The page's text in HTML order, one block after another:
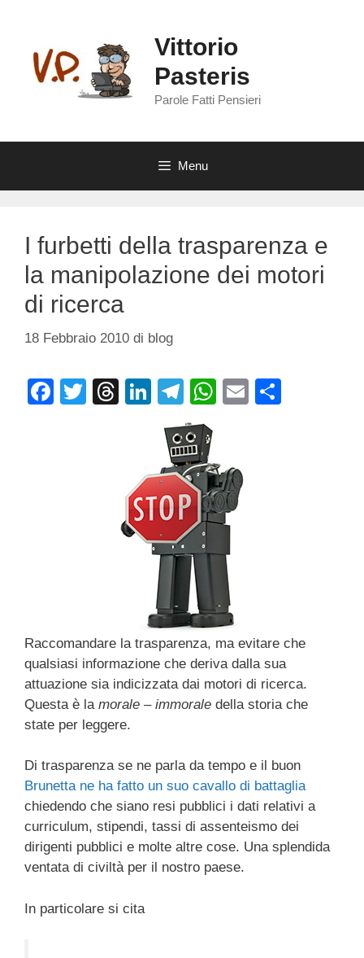
contenuto
Vittorio
Pasteris
Parole Fatti Pensieri
Menu
I furbetti della trasparenza e
la manipolazione dei motori
di ricerca
18 Febbraio 2010 di blog
F
T
T
d
s
Li
e
dI
n
T
el
e
gr
a
m
W
s
A
p
p
E
Raccomandare la trasparenza, ma evitare che
qualsiasi informazione che deriva dalla sua
attuazione sia indicizzata dai motori di ricerca.
Questa è la morale – immorale della storia che
state per leggere.
Di trasparenza se ne parla da tempo e il buon
Brunetta ne ha fatto un suo cavallo di battaglia
chiedendo che siano resi pubblici i dati relativi a
curriculum, stipendi, tassi di assenteismo dei
dirigenti pubblici e molte altre cose. Una splendida
ventata di civiltà per il nostro paese.
In particolare si cita